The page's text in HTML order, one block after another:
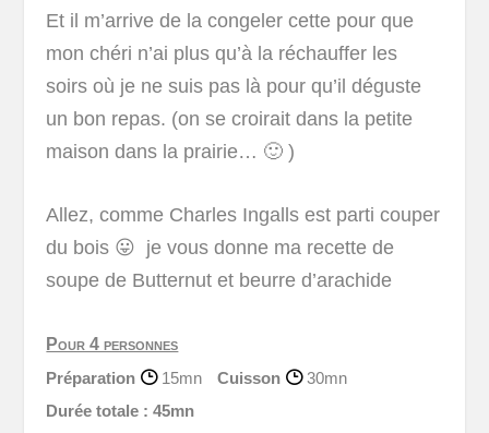
Et il m’arrive de la congeler cette pour que
mon chéri n’ai plus qu’à la réchauffer les
soirs où je ne suis pas là pour qu’il déguste
un bon repas. (on se croirait dans la petite
maison dans la prairie… 🙂 )
Allez, comme Charles Ingalls est parti couper
du bois 😛 je vous donne ma recette de
soupe de Butternut et beurre d’arachide
Pour 4 personnes
Préparation
15mn Cuisson
30mn
Durée totale : 45mn